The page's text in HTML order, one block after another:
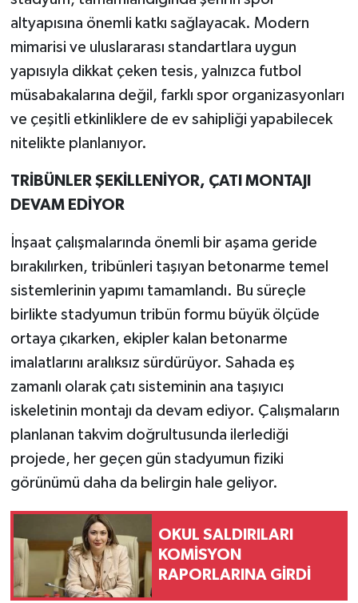
altyapısına önemli katkı sağlayacak. Modern
mimarisi ve uluslararası standartlara uygun
yapısıyla dikkat çeken tesis, yalnızca futbol
müsabakalarına değil, farklı spor organizasyonları
ve çeşitli etkinliklere de ev sahipliği yapabilecek
nitelikte planlanıyor.
TRİBÜNLER ŞEKİLLENİYOR, ÇATI MONTAJI
DEVAM EDİYOR
İnşaat çalışmalarında önemli bir aşama geride
bırakılırken, tribünleri taşıyan betonarme temel
sistemlerinin yapımı tamamlandı. Bu süreçle
birlikte stadyumun tribün formu büyük ölçüde
ortaya çıkarken, ekipler kalan betonarme
imalatlarını aralıksız sürdürüyor. Sahada eş
zamanlı olarak çatı sisteminin ana taşıyıcı
iskeletinin montajı da devam ediyor. Çalışmaların
planlanan takvim doğrultusunda ilerlediği
projede, her geçen gün stadyumun fiziki
görünümü daha da belirgin hale geliyor.
OKUL SALDIRILARI
KOMİSYON
RAPORLARINA GİRDİ